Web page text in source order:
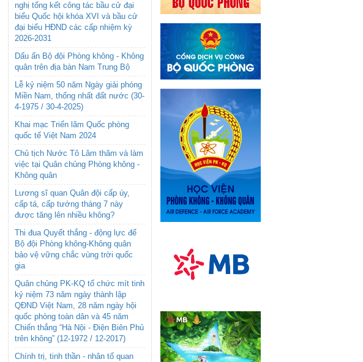
nghị tổng kết công tác bầu cử đại
biểu Quốc hội khóa XVI và bầu cử
đại biểu HĐND các cấp nhiệm kỳ
2026-2031
Dấu ấn Bộ đội Phòng không - Không
quân trên địa bàn Nam Trung Bộ
Lễ kỷ niệm 50 năm Ngày giải phóng
Miền Nam, thống nhất đất nước (30-
4-1975 / 30-4-2025)
Khai mạc Triển lãm Quốc phòng
quốc tế Việt Nam 2024
Chủ tịch Nước Tô Lâm thăm và làm
việc tại Quân chủng Phòng không -
Không quân
Lương sĩ quan Quân đội cấp úy,
cấp tá, cấp tướng tháng 7 này
được tăng lên nhiều không?
Thi đua Quyết thắng - động lực để
Bộ đội Phòng không-Không quân
bảo vệ vững chắc vùng trời quốc
gia
Quân chủng PK-KQ tổ chức mít tinh
kỷ niệm 73 năm ngày thành lập
QĐND Việt Nam, 28 năm ngày hội
quốc phòng toàn dân và 45 năm
Chiến thắng “Hà Nội - Điện Biên Phủ
trên không” (12-1972 / 12-2017)
Chính trị, tinh thần - nhân tố quan